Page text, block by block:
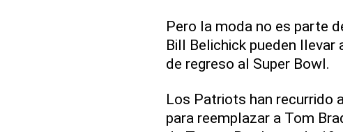
Pero la moda no es parte
Bill Belichick pueden
de regreso al Super Bowl.
Los Patriots han recurrido
para reemplazar a Tom